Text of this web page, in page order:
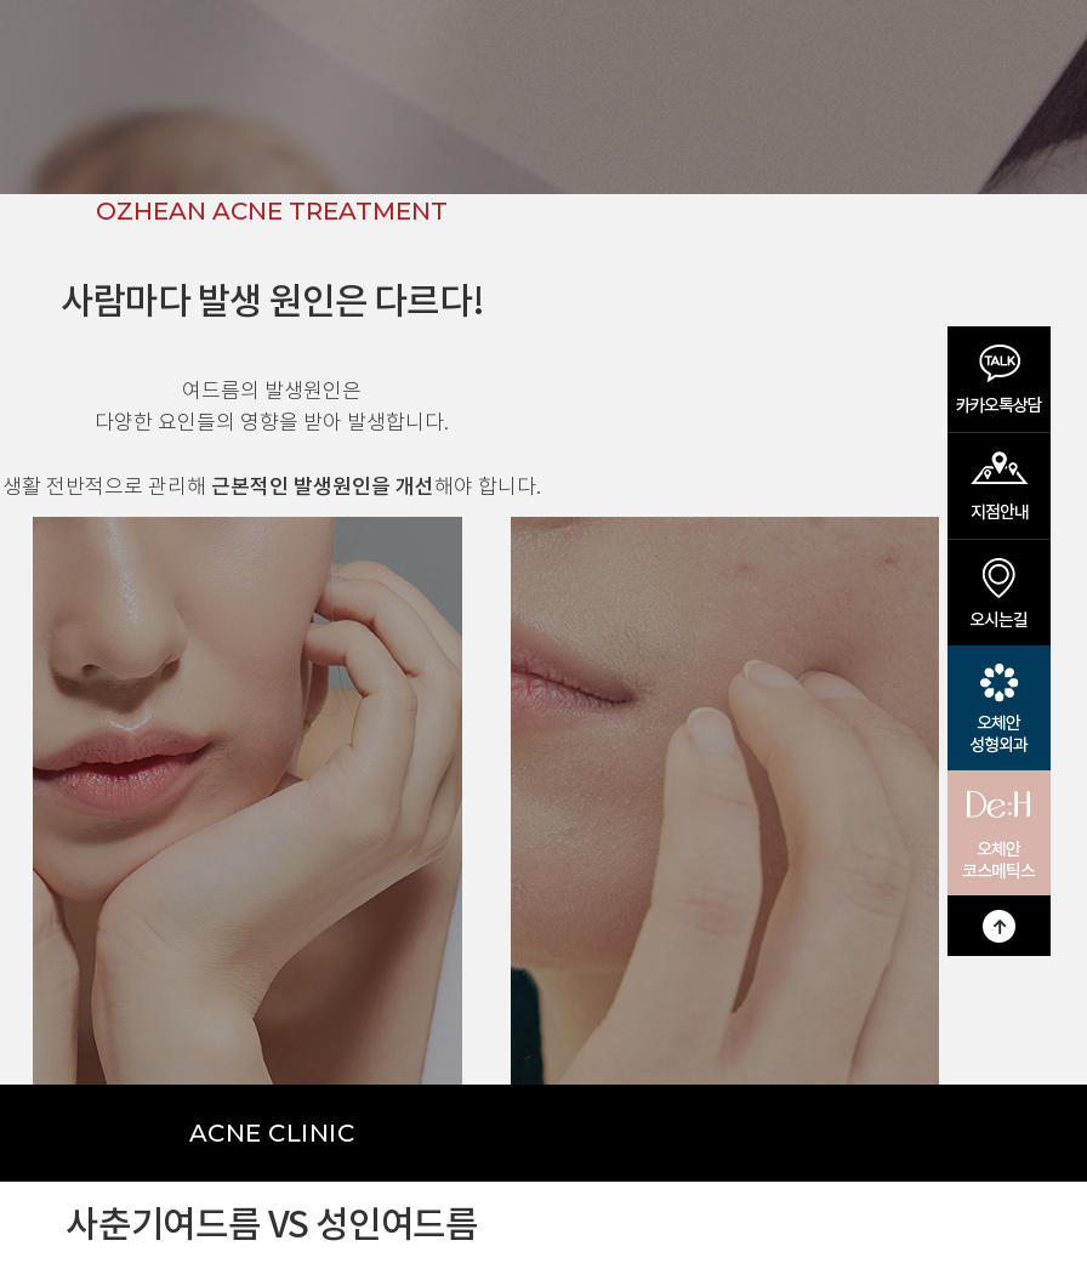
OZHEAN ACNE TREATMENT
사람마다 발생 원인은 다르다!
여드름의 발생원인은
다양한 요인들의 영향을 받아 발생합니다.
생활 전반적으로 관리해 근본적인 발생원인을 개선해야 합니다.
ACNE CLINIC
사춘기여드름 VS 성인여드름